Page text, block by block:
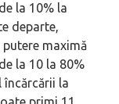
la 10% la
departe,
maximă
la 10 la 80%
încărcării la